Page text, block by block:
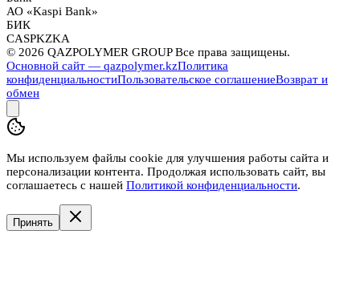
АО «Kaspi Bank»
БИК
CASPKZKA
© 2026 QAZPOLYMER GROUP Все права защищены.
Основной сайт — qazpolymer.kzПолитика
конфиденциальностиПользовательское соглашениеВозврат и
обмен
Мы используем файлы cookie для улучшения работы сайта и
персонализации контента. Продолжая использовать сайт, вы
соглашаетесь с нашей Политикой конфиденциальности.
Принять